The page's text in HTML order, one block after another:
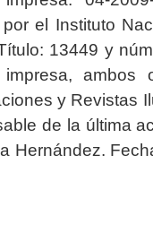
el Instituto
13449 y
ambos
y Revistas
de la última
Hernández.